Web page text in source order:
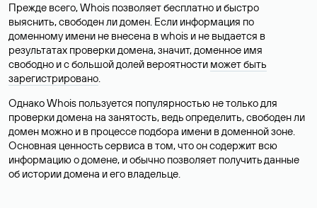
Прежде всего, Whois позволяет бесплатно и быстро
выяснить, свободен ли домен. Если информация по
доменному имени не внесена в whois и не выдается в
результатах проверки домена, значит, доменное имя
свободно и с большой долей вероятности может быть
зарегистрировано.
Однако Whois пользуется популярностью не только для
проверки домена на занятость, ведь определить, свободен ли
домен можно и в процессе подбора имени в доменной зоне.
Основная ценность сервиса в том, что он содержит всю
информацию о домене, и обычно позволяет получить данные
об истории домена и его владельце.